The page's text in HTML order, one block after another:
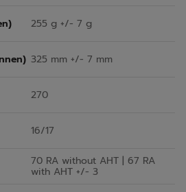
255 g +/- 7 g
325 mm +/- 7 mm
270
16/17
70 RA without AHT | 67 RA
with AHT +/- 3